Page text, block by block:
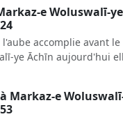
e Woluswalī-
accomplie avant
ye Āchīn aujourd'hui
Markaz-e